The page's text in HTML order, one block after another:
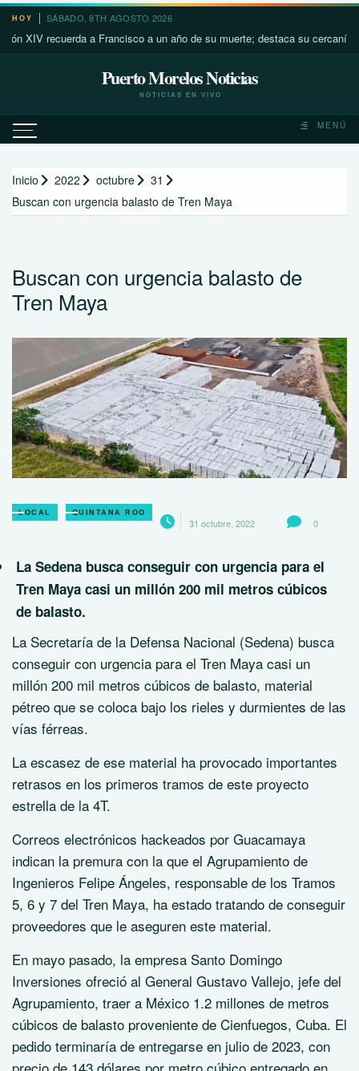
Saltar
contenido
HOY SÁBADO, 8TH AGOSTO 2026
recuerda a Francisco a un año de su muerte; destaca su cercanía con los
Puerto Morelos Noticias
NOTICIAS EN VIVO
MENÚ
Inicio 2022 octubre
31
Buscan con urgencia balasto de Tren Maya
Buscan con urgencia balasto de
Tren Maya
LOCAL QUINTANA ROO
31 octubre, 2022 0
La Sedena busca conseguir con urgencia para el
Tren Maya casi un millón 200 mil metros cúbicos
de balasto.
La Secretaría de la Defensa Nacional (Sedena) busca
conseguir con urgencia para el Tren Maya casi un
millón 200 mil metros cúbicos de balasto, material
pétreo que se coloca bajo los rieles y durmientes de las
vías férreas.
La escasez de ese material ha provocado importantes
retrasos en los primeros tramos de este proyecto
estrella de la 4T.
Correos electrónicos hackeados por Guacamaya
indican la premura con la que el Agrupamiento de
Ingenieros Felipe Ángeles, responsable de los Tramos
5, 6 y 7 del Tren Maya, ha estado tratando de conseguir
proveedores que le aseguren este material.
En mayo pasado, la empresa Santo Domingo
Inversiones ofreció al General Gustavo Vallejo, jefe del
Agrupamiento, traer a México 1.2 millones de metros
cúbicos de balasto proveniente de Cienfuegos, Cuba. El
pedido terminaría de entregarse en julio de 2023, con